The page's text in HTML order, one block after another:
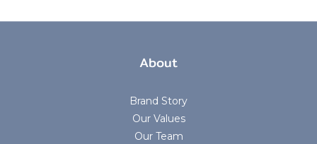
About
Brand Story
Our Values
Our Team